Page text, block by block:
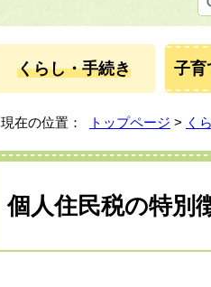
くらし・手続き 子育
現在の位置： トップページ > く
個人住民税の特別